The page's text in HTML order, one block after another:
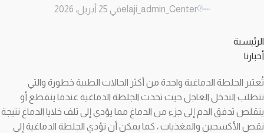
elaji_admin_Centerفي 25 أبريل، 2026
الرئيسية
أخبارنا
تُعتبر الجلطة الدماغية واحدة من أكثر الحالات الطبية خطورة والتي
تتطلب التدخل العاجل حيث تحدث الجلطة الدماغية عندما ينقطع أو
يتقلص تدفق الدم إلى جزء من الدماغ مما يؤدي إلى تلف خلايا الدماغ نتيجة
نقص الأكسجين والمغذيات ، كما يمكن أن تؤدي الجلطة الدماغية إلى